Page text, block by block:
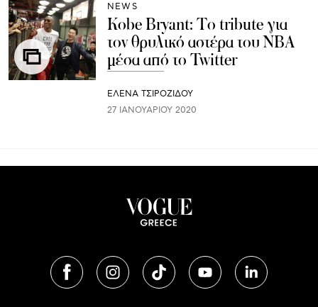
NEWS
Kobe Bryant: To tribute για
τον θρυλικό αστέρα του NBA
μέσα από τo Twitter
ΈΛΕΝΑ ΤΣΙΡΟΖΊΔΟΥ
27 ΙΑΝΟΥΑΡΊΟΥ 2020